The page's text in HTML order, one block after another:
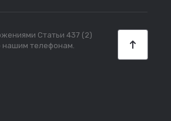
Статьи 437 (2)
нашим телефонам.